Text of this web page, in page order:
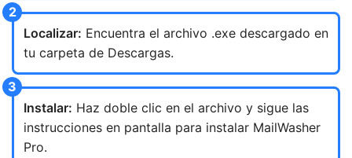
Localizar: Encuentra el archivo .exe descargado en
tu carpeta de Descargas.
Instalar: Haz doble clic en el archivo y sigue las
instrucciones en pantalla para instalar MailWasher
Pro.